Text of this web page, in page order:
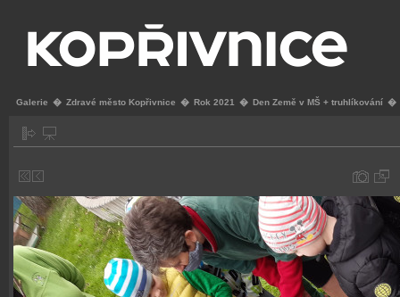
Galerie � Zdravé město Kopřivnice � Rok 2021 � Den Země v MŠ + truhlíkování �